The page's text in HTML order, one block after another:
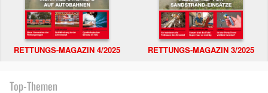
RETTUNGS-MAGAZIN 4/2025 RETTUNGS-MAGAZIN 3/2025
Top-Themen